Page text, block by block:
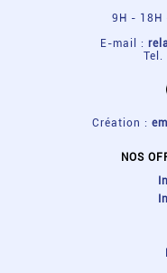
9H - 18H
E-mail :
Tel.
Création :
NOS